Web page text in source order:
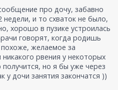
про дочу, забавно
недели, и то схваток не было,
хорошо в пузике устроилась
говорят, когда родишь
желаемое за
рвения у некоторых
но я бы уже через
у дочи занятия закончатся ))